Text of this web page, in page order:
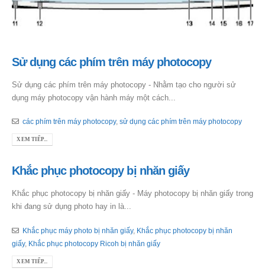
Sử dụng các phím trên máy photocopy
Sử dụng các phím trên máy photocopy - Nhằm tạo cho người sử
dụng máy photocopy vận hành máy một cách...
các phím trên máy photocopy, sử dụng các phím trên máy photocopy
XEM TIẾP...
Khắc phục photocopy bị nhăn giấy
Khắc phục photocopy bị nhăn giấy - Máy photocopy bị nhăn giấy trong
khi đang sử dụng photo hay in là...
Khắc phục máy photo bị nhăn giấy, Khắc phục photocopy bị nhăn
giấy, Khắc phục photocopy Ricoh bị nhăn giấy
XEM TIẾP...